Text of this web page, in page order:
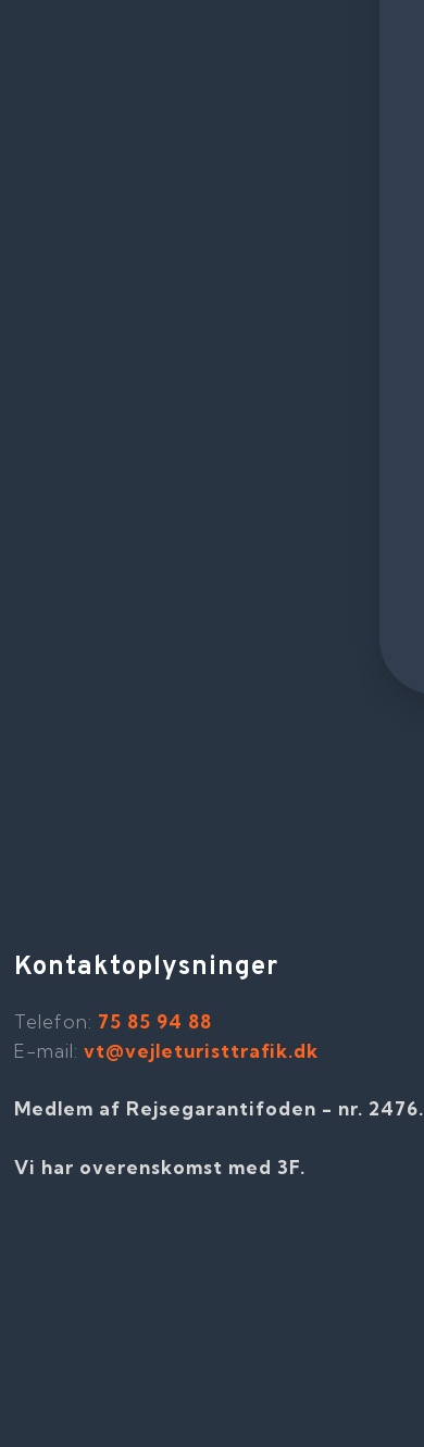
Kontaktoplysninger
Telefon​: 75 85 94 88
E-mail:vt@vejleturisttrafik.dk
Medlem af Rejsegarantifoden - nr. 2476​​.
Vi har overenskomst med 3F.